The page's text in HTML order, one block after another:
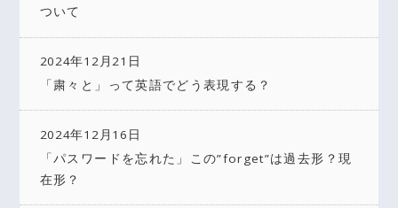
ついて
2024年12月21日
「粛々と」って英語でどう表現する？
2024年12月16日
「パスワードを忘れた」この”forget”は過去形？現
在形？